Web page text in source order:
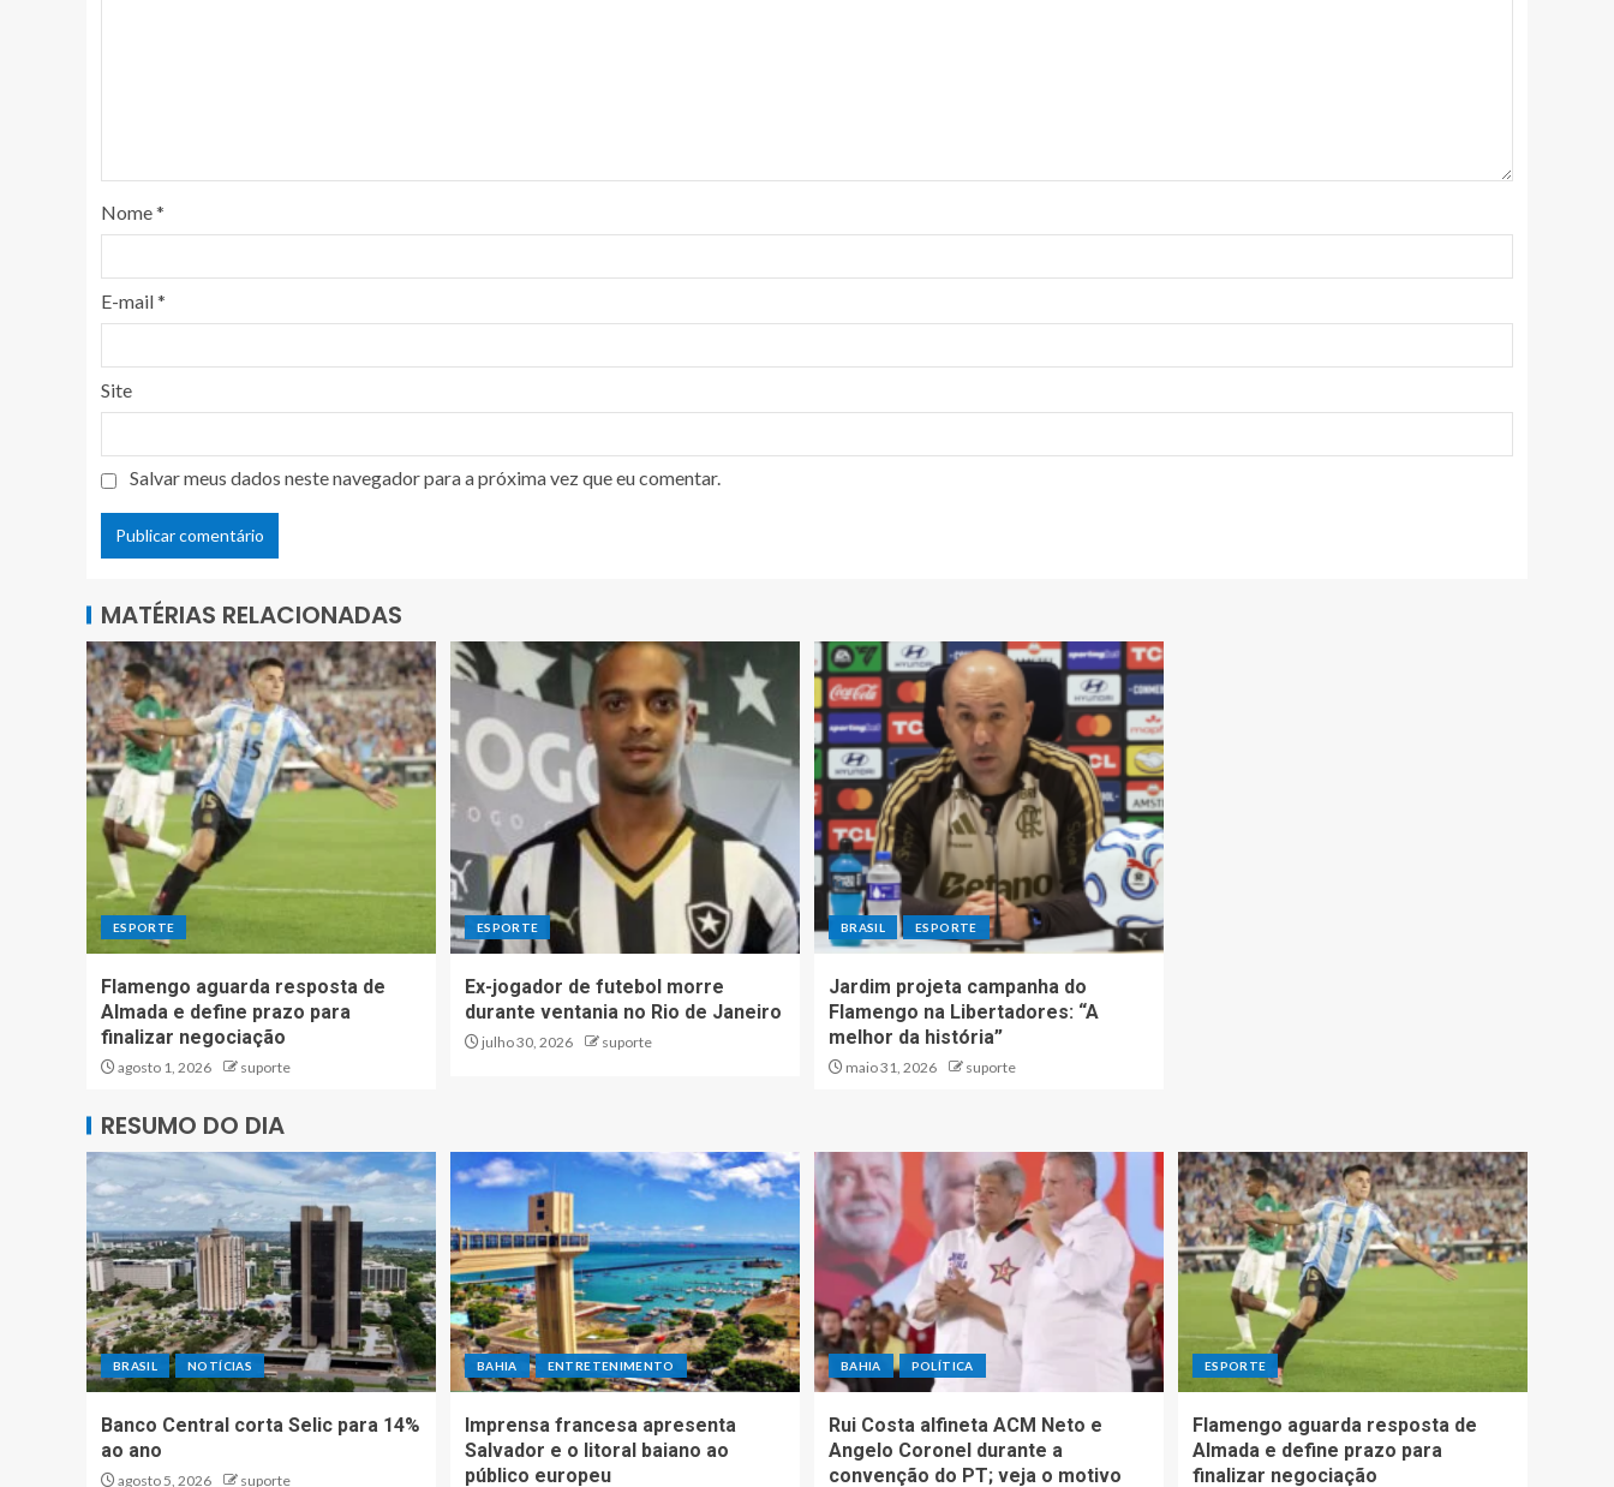
Nome*
E-mail*
Site
Salvar meus dados neste navegador para a próxima vez que eu comentar.
MATÉRIAS RELACIONADAS
ESPORTE
Flamengo aguarda resposta de
Almada e define prazo para
finalizar negociação
agosto 1, 2026 suporte
ESPORTE
Ex-jogador de futebol morre
durante ventania no Rio de Janeiro
julho 30, 2026 suporte
BRASIL ESPORTE
Jardim projeta campanha do
Flamengo na Libertadores: “A
melhor da história”
maio 31, 2026 suporte
RESUMO DO DIA
BRASIL NOTÍCIAS
Banco Central corta Selic para 14%
ao ano
agosto 5, 2026 suporte
BAHIA ENTRETENIMENTO
Imprensa francesa apresenta
Salvador e o litoral baiano ao
público europeu
BAHIA POLÍTICA
Rui Costa alfineta ACM Neto e
Angelo Coronel durante a
convenção do PT; veja o motivo
ESPORTE
Flamengo aguarda resposta de
Almada e define prazo para
finalizar negociação